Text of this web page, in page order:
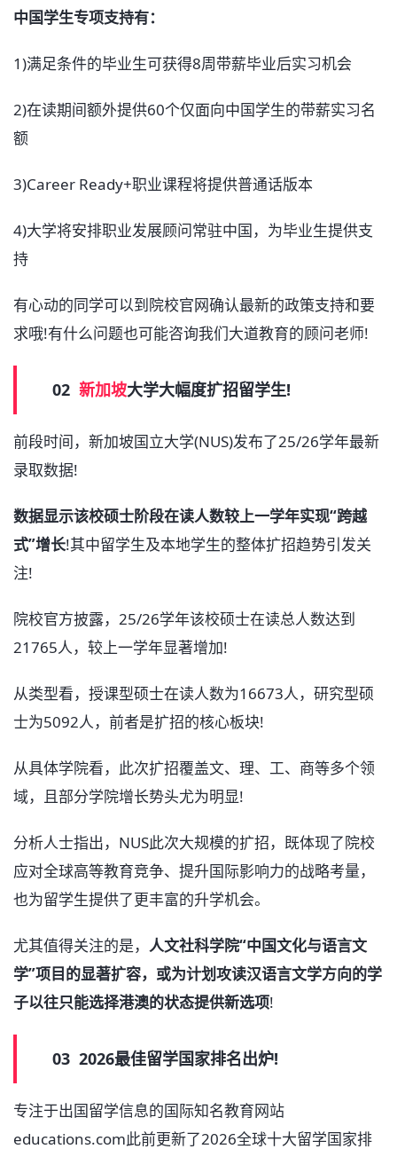
中国学生专项支持有：
1)满足条件的毕业生可获得8周带薪毕业后实习机会
2)在读期间额外提供60个仅面向中国学生的带薪实习名
额
3)Career Ready+职业课程将提供普通话版本
4)大学将安排职业发展顾问常驻中国，为毕业生提供支
持
有心动的同学可以到院校官网确认最新的政策支持和要
求哦!有什么问题也可能咨询我们大道教育的顾问老师!
02 新加坡大学大幅度扩招留学生!
前段时间，新加坡国立大学(NUS)发布了25/26学年最新
录取数据!
数据显示该校硕士阶段在读人数较上一学年实现“跨越
式”增长!其中留学生及本地学生的整体扩招趋势引发关
注!
院校官方披露，25/26学年该校硕士在读总人数达到
21765人，较上一学年显著增加!
从类型看，授课型硕士在读人数为16673人，研究型硕
士为5092人，前者是扩招的核心板块!
从具体学院看，此次扩招覆盖文、理、工、商等多个领
域，且部分学院增长势头尤为明显!
分析人士指出，NUS此次大规模的扩招，既体现了院校
应对全球高等教育竞争、提升国际影响力的战略考量，
也为留学生提供了更丰富的升学机会。
尤其值得关注的是， 人文社科学院“中国文化与语言文
学”项目的显著扩容，或为计划攻读汉语言文学方向的学
子以往只能选择港澳的状态提供新选项!
03 2026最佳留学国家排名出炉!
专注于出国留学信息的国际知名教育网站
educations.com此前更新了2026全球十大留学国家排